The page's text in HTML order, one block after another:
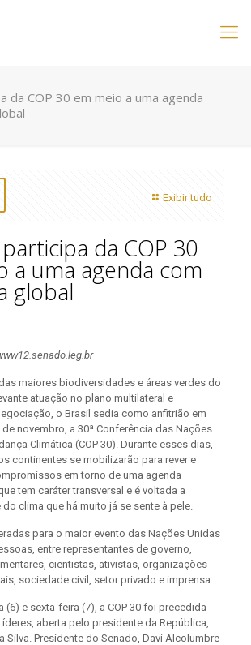
da COP 30 em meio a uma agenda
Exibir tudo
da COP 30
a uma agenda com
global
maiores biodiversidades e áreas verdes do
atuação no plano multilateral e
o Brasil sedia como anfitrião em
de novembro, a 30ª Conferência das Nações
Climática (COP 30). Durante esses dias,
continentes se mobilizarão para rever e
em torno de uma agenda
tem caráter transversal e é voltada a
clima que há muito já se sente à pele.
para o maior evento das Nações Unidas
entre representantes de governo,
cientistas, ativistas, organizações
sociedade civil, setor privado e imprensa.
(6) e sexta-feira (7), a COP 30 foi precedida
aberta pelo presidente da República,
Silva. Presidente do Senado, Davi Alcolumbre